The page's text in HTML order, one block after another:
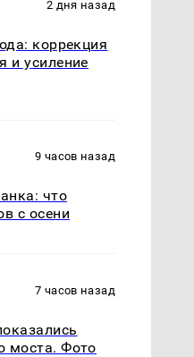
2 дня назад
коррекция
и усиление
9 часов назад
что
с осени
7 часов назад
моста. Фото